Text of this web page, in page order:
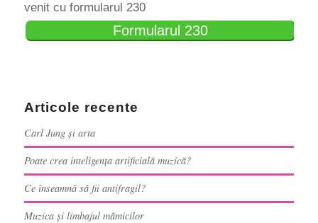
venit cu formularul 230
Formularul 230
Articole recente
Carl Jung și arta
Poate crea inteligența artificială muzică?
Ce înseamnă să fii antifragil?
Muzica și limbajul mămicilor